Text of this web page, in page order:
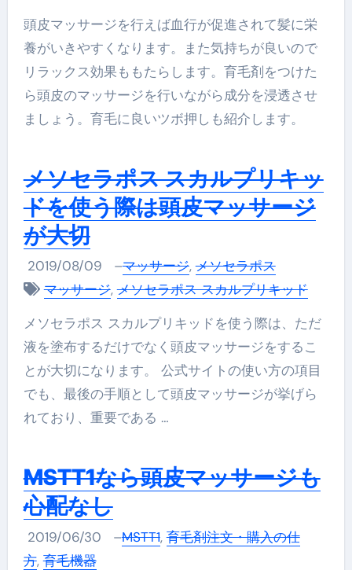
頭皮マッサージを行えば血行が促進されて髪に栄
養がいきやすくなります。また気持ちが良いので
リラックス効果ももたらします。育毛剤をつけた
ら頭皮のマッサージを行いながら成分を浸透させ
ましょう。育毛に良いツボ押しも紹介します。
メソセラポス スカルプリキッ
ドを使う際は頭皮マッサージ
が大切
2019/08/09 –マッサージ,メソセラポス
マッサージ,メソセラポス スカルプリキッド
メソセラポス スカルプリキッドを使う際は、ただ
液を塗布するだけでなく頭皮マッサージをするこ
とが大切になります。 公式サイトの使い方の項目
でも、最後の手順として頭皮マッサージが挙げら
れており、重要である …
MSTT1なら頭皮マッサージも
心配なし
2019/06/30 –MSTT1,育毛剤注文・購入の仕
方,育毛機器